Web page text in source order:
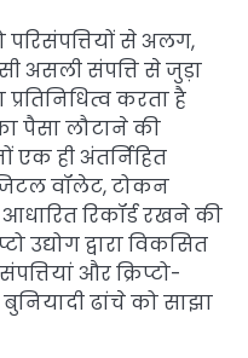
परिसंपत्तियों से अलग,
असली संपत्ति से जुड़ा
करता है
पैसा लौटाने की
एक ही अंतर्निहित
वॉलेट, टोकन
रिकॉर्ड रखने की
उद्योग द्वारा विकसित
और क्रिप्टो-
ढांचे को साझा